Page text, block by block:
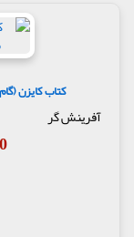
کتاب کایزن
آفرینش گر